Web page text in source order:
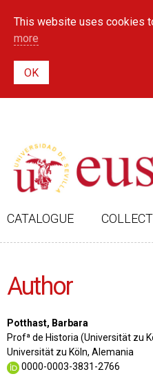
This website uses cookies
more
CATALOGUE
Author
Potthast, Barbara
Profª de Historia (Universität zu
Universität zu Köln, Alemania
0000-0003-3831-2766